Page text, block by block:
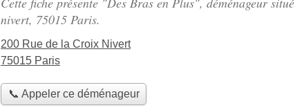
nivert, 75015 Paris.
200 Rue de la Croix Nivert
75015 Paris
📞 Appeler ce déménageur